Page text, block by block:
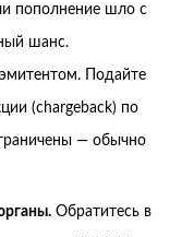
пополнение шло с
шанс.
Подайте
(chargeback) по
— обычно
Обратитесь в